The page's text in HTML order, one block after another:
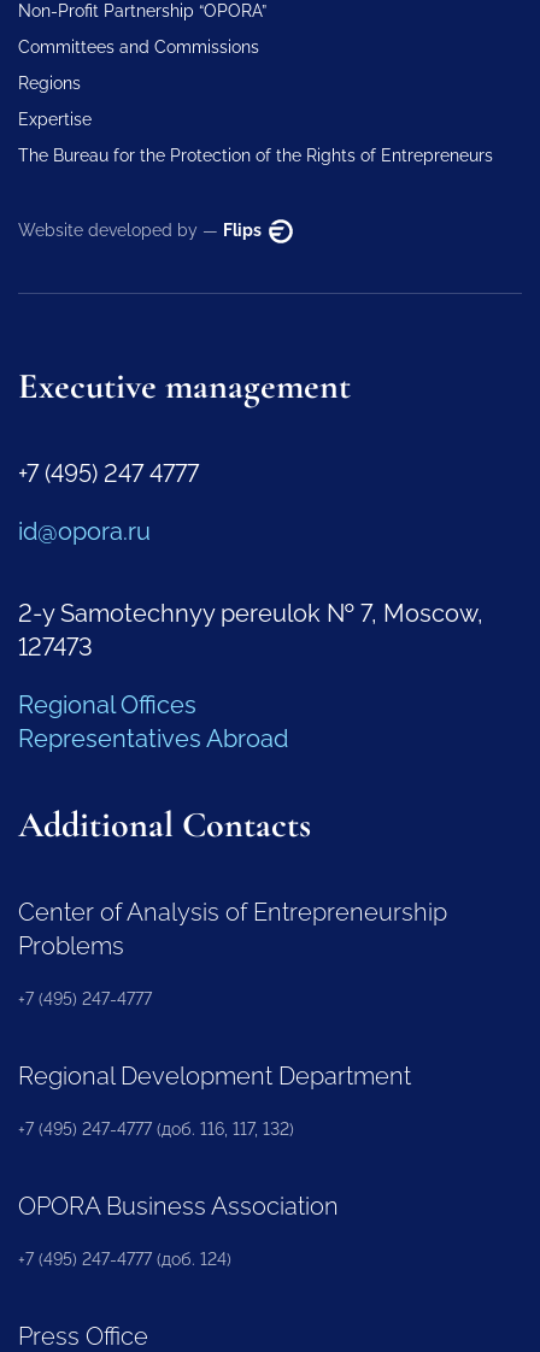
Non-Profit Partnership “OPORA”
Committees and Commissions
Regions
Expertise
The Bureau for the Protection of the Rights of Entrepreneurs
Website developed by — Flips
Executive management
+7 (495) 247 4777
id@opora.ru
2-y Samotechnyy pereulok № 7, Moscow,
127473
Regional Offices
Representatives Abroad
Additional Contacts
Center of Analysis of Entrepreneurship
Problems
+7 (495) 247-4777
Regional Development Department
+7 (495) 247-4777 (доб. 116, 117, 132)
OPORA Business Association
+7 (495) 247-4777 (доб. 124)
Press Office